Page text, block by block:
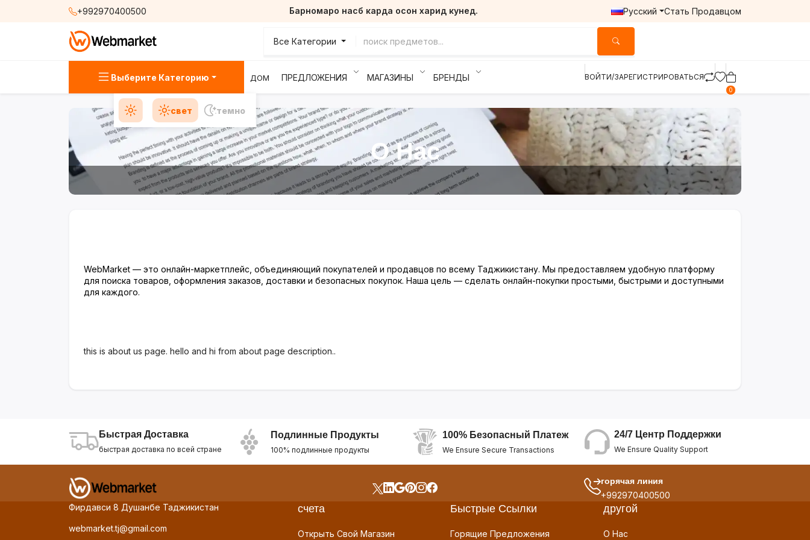
+992970400500 Барномаро насб карда осон харид кунед. Русский Стать Продавцом
Все Категории
Выберите Категорию ДОМ ПРЕДЛОЖЕНИЯ МАГАЗИНЫ БРЕНДЫ ВОЙТИ/ЗАРЕГИСТРИРОВАТЬСЯ
0
свет темно
О Нас
WebMarket — это онлайн-маркетплейс, объединяющий покупателей и продавцов по всему Таджикистану. Мы предоставляем удобную платформу
для поиска товаров, оформления заказов, доставки и безопасных покупок. Наша цель — сделать онлайн-покупки простыми, быстрыми и доступными
для каждого.
this is about us page. hello and hi from about page description..
Быстрая Доставка
быстрая доставка по всей стране
Подлинные Продукты
100% подлинные продукты
100% Безопасный Платеж
We Ensure Secure Transactions
24/7 Центр Поддержки
We Ensure Quality Support
горячая линия
+992970400500
Фирдавси 8 Душанбе Таджикистан
webmarket.tj@gmail.com
счета
Открыть Свой Магазин
Быстрые Ссылки
Горящие Предложения
другой
О Нас